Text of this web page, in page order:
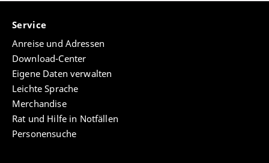
Service
Anreise und Adressen
Download-Center
Eigene Daten verwalten
Leichte Sprache
Merchandise
Rat und Hilfe in Notfällen
Personensuche